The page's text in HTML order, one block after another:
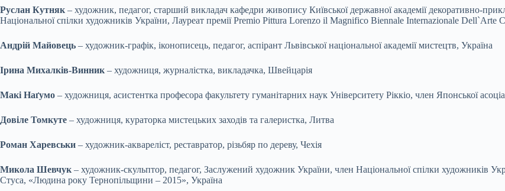
Руслан Кутняк – художник, педагог, старший викладач кафедри живопису Київської державної академії декоративно-
Національної спілки художників України, Лауреат премії Premio Pittura Lorenzo il Magnifico Biennale Internazionale Dell`Arte
Андрій Майовець – художник-графік, іконописець, педагог, аспірант Львівської національної академії мистецтв, Україна
Ірина Михалків-Винник – художниця, журналістка, викладачка, Швейцарія
Макі Наґумо – художниця, асистентка професора факультету гуманітарних наук Університету Ріккіо, член Японської
Довіле Томкуте – художниця, кураторка мистецьких заходів та галеристка, Литва
Роман Харевськи – художник-аквареліст, реставратор, різьбяр по дереву, Чехія
Микола Шевчук – художник-скульптор, педагог, Заслужений художник України, член Національної спілки художників
Стуса, «Людина року Тернопільщини – 2015», Україна